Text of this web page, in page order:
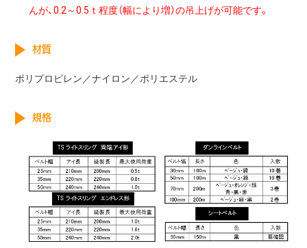
んが、0.2～0.5ｔ程度（幅により増）の吊上げが可能です。
材質
ポリプロピレン／ナイロン／ポリエステル
規格